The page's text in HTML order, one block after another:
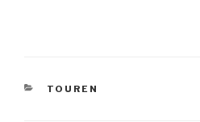
KATEGORIEN
TOUREN